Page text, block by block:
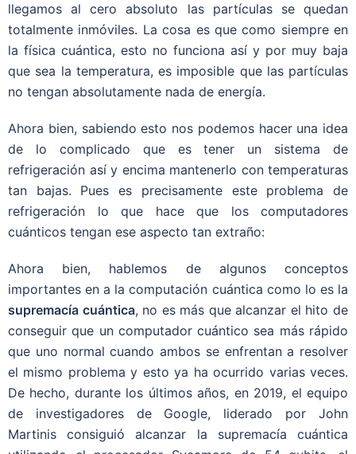
llegamos al cero absoluto las partículas se quedan
totalmente inmóviles. La cosa es que como siempre en
la física cuántica, esto no funciona así y por muy baja
que sea la temperatura, es imposible que las partículas
no tengan absolutamente nada de energía.
Ahora bien, sabiendo esto nos podemos hacer una idea
de lo complicado que es tener un sistema de
refrigeración así y encima mantenerlo con temperaturas
tan bajas. Pues es precisamente este problema de
refrigeración lo que hace que los computadores
cuánticos tengan ese aspecto tan extraño:
Ahora bien, hablemos de algunos conceptos
importantes en a la computación cuántica como lo es la
supremacía cuántica, no es más que alcanzar el hito de
conseguir que un computador cuántico sea más rápido
que uno normal cuando ambos se enfrentan a resolver
el mismo problema y esto ya ha ocurrido varias veces.
De hecho, durante los últimos años, en 2019, el equipo
de investigadores de Google, liderado por John
Martinis consiguió alcanzar la supremacía cuántica